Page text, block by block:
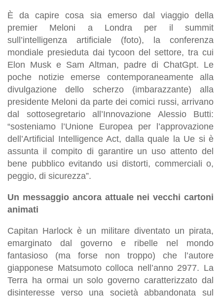
È da capire cosa sia emerso dal viaggio della
premier Meloni a Londra per il summit
sull’intelligenza artificiale (foto), la conferenza
mondiale presieduta dai tycoon del settore, tra cui
Elon Musk e Sam Altman, padre di ChatGpt. Le
poche notizie emerse contemporaneamente alla
divulgazione dello scherzo (imbarazzante) alla
presidente Meloni da parte dei comici russi, arrivano
dal sottosegretario all’Innovazione Alessio Butti:
“sosteniamo l’Unione Europea per l’approvazione
dell’Artificial Intelligence Act, dalla quale la Ue si è
assunta il compito di garantire un uso attento del
bene pubblico evitando usi distorti, commerciali o,
peggio, di sicurezza”.
Un messaggio ancora attuale nei vecchi cartoni
animati
Capitan Harlock è un militare diventato un pirata,
emarginato dal governo e ribelle nel mondo
fantasioso (ma forse non troppo) che l’autore
giapponese Matsumoto colloca nell’anno 2977. La
Terra ha ormai un solo governo caratterizzato dal
disinteresse verso una società abbandonata sul